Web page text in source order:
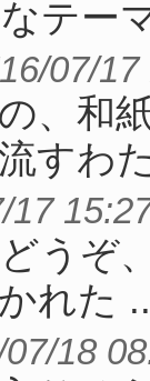
テー
07/
、和
すわ
17
う
れた
18